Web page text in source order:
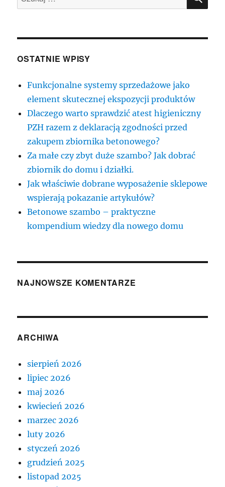
OSTATNIE WPISY
Funkcjonalne systemy sprzedażowe jako
element skutecznej ekspozycji produktów
Dlaczego warto sprawdzić atest higieniczny
PZH razem z deklaracją zgodności przed
zakupem zbiornika betonowego?
Za małe czy zbyt duże szambo? Jak dobrać
zbiornik do domu i działki.
Jak właściwie dobrane wyposażenie sklepowe
wspierają pokazanie artykułów?
Betonowe szambo – praktyczne
kompendium wiedzy dla nowego domu
NAJNOWSZE KOMENTARZE
ARCHIWA
sierpień 2026
lipiec 2026
maj 2026
kwiecień 2026
marzec 2026
luty 2026
styczeń 2026
grudzień 2025
listopad 2025